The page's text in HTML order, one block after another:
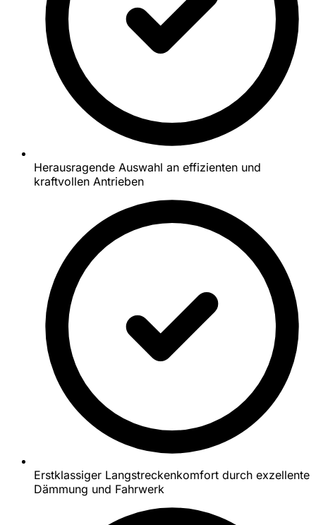
Herausragende Auswahl an effizienten und
kraftvollen Antrieben
Erstklassiger Langstreckenkomfort durch exzellente
Dämmung und Fahrwerk